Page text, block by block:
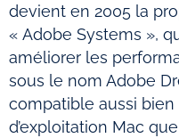
devient en 2005 la
« Adobe Systems »,
améliorer les
sous le nom Adobe
compatible aussi
d’exploitation Mac